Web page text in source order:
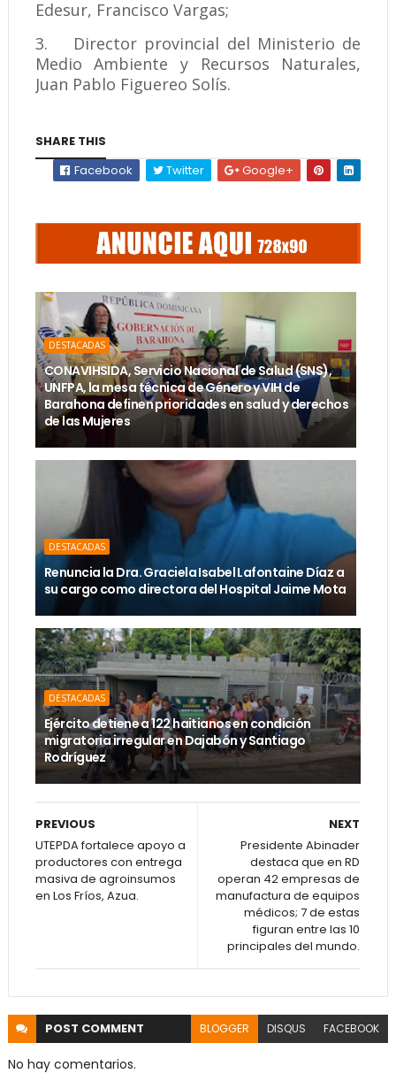
Edesur, Francisco Vargas;
3.
Director provincial del Ministerio de
Medio Ambiente y Recursos Naturales,
Juan Pablo Figuereo Solís.
SHARE THIS
Facebook
Twitter Google+
DESTACADAS
CONAVIHSIDA, Servicio Nacional de Salud (SNS),
UNFPA, la mesa técnica de Género y VIH de
Barahona definen prioridades en salud y derechos
de las Mujeres
DESTACADAS
Renuncia la Dra. Graciela Isabel Lafontaine Díaz a
su cargo como directora del Hospital Jaime Mota
DESTACADAS
Ejército detiene a 122 haitianos en condición
migratoria irregular en Dajabón y Santiago
Rodríguez
NEXT
Presidente Abinader
destaca que en RD
operan 42 empresas de
manufactura de equipos
médicos; 7 de estas
figuran entre las 10
principales del mundo.
PREVIOUS
UTEPDA fortalece apoyo a
productores con entrega
masiva de agroinsumos
en Los Fríos, Azua.
POST COMMENT BLOGGER DISQUS FACEBOOK
No hay comentarios.